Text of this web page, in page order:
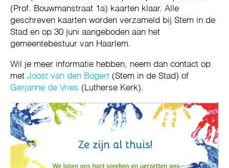
(Prof. Bouwmanstraat 1a) kaarten klaar. Alle
geschreven kaarten worden verzameld bij Stem in de
Stad en op 30 juni aangeboden aan het
gemeentebestuur van Haarlem.
Wil je meer informatie hebben, neem dan contact op
met Joost van den Bogert (Stem in de Stad) of
Gerjanne de Vries (Lutherse Kerk).